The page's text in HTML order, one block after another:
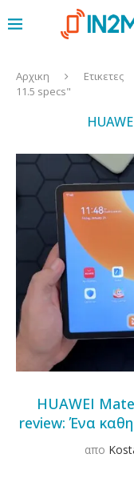
Αρχικη Ετικετες
11.5 specs"
HUAWEI
review: Ένα
απο